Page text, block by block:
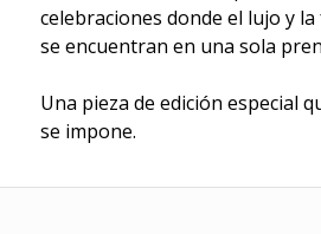
celebraciones donde el lujo y
se encuentran en una sola
Una pieza de edición especial
se impone.